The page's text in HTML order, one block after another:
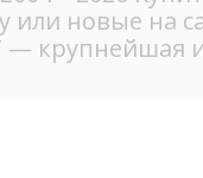
или новые на
— крупнейшая